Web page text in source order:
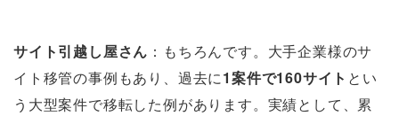
サイト引越し屋さん ：もちろんです。大手企業様のサ
イト移管の事例もあり、過去に1案件で160サイト とい
う大型案件で移転した例があります。実績として、累